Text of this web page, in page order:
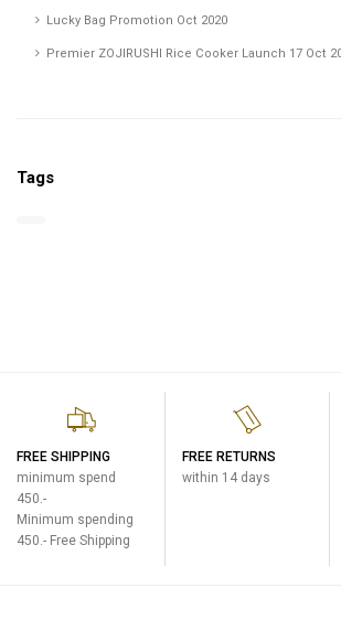
Lucky Bag Promotion Oct 2020
Premier ZOJIRUSHI Rice Cooker Launch 17 Oct
Tags
FREE SHIPPING
minimum spend
450.-
Minimum spending
450.- Free Shipping
FREE RETURNS
within 14 days